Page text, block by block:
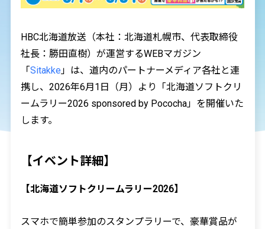
HBC北海道放送（本社：北海道札幌市、代表取締役
社長：勝田直樹）が運営するWEBマガジン
「 Sitakke」は、道内のパートナーメディア各社と連
携し、2026年6月1日（月）より「北海道ソフトクリ
ームラリー2026 sponsored by Pococha」を開催いた
します。
【イベント詳細】
【北海道ソフトクリームラリー2026】
スマホで簡単参加のスタンプラリーで、豪華賞品が